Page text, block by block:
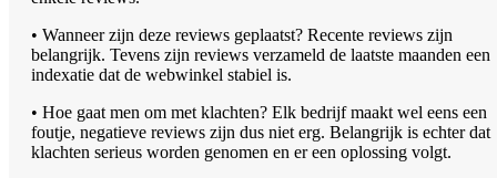
• Wanneer zijn deze reviews geplaatst? Recente reviews zijn
belangrijk. Tevens zijn reviews verzameld de laatste maanden een
indexatie dat de webwinkel stabiel is.
• Hoe gaat men om met klachten? Elk bedrijf maakt wel eens een
foutje, negatieve reviews zijn dus niet erg. Belangrijk is echter dat
klachten serieus worden genomen en er een oplossing volgt.